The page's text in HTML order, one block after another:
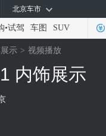
北京车市
•试驾 车图 SUV
示 > 视频播放
内饰展示